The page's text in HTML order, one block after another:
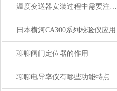
温度变送器安装过程中需要注意哪些细节
日本横河CA300系列校验仪应用
聊聊阀门定位器的作用
聊聊电导率仪有哪些功能特点